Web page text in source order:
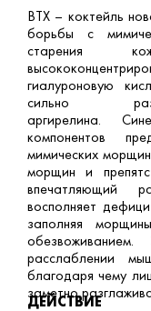
BTX – коктейль
борьбы с
старения
гиалуроновую
сильно
аргирелина.
компонентов
мимических
морщин и
впечатляющий
восполняет
заполняя
расслаблении
благодаря чему
заметно
ДЕЙСТВИЕ